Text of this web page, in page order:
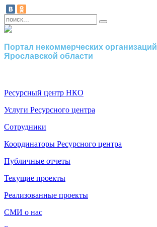
Портал некоммерческих организаций
Ярославской области
Ресурсный центр НКО
Услуги Ресурсного центра
Сотрудники
Координаторы Ресурсного центра
Публичные отчеты
Текущие проекты
Реализованные проекты
СМИ о нас